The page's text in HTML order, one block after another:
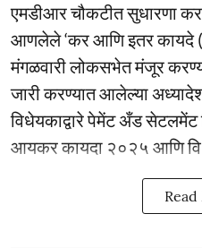
एमडीआर चौकटीत सुधारणा
आणलेले ‘कर आणि इतर कायदे
मंगळवारी लोकसभेत मंजूर
जारी करण्यात आलेल्या
विधेयकाद्वारे पेमेंट अँड
आयकर कायदा २०२५ आणि वि